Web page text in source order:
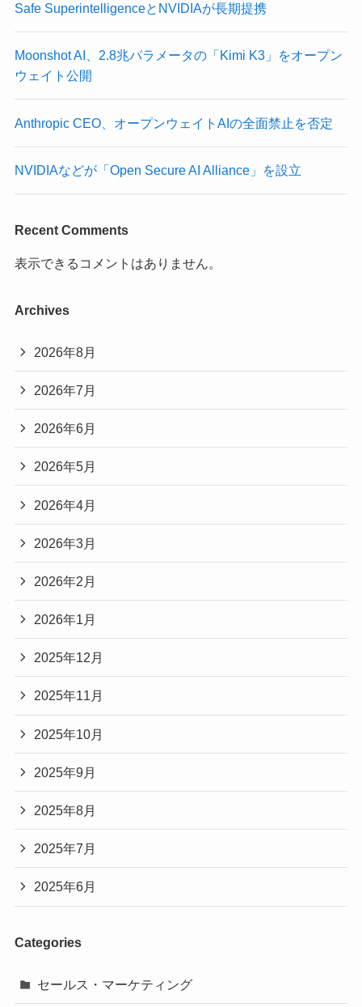
Safe SuperintelligenceとNVIDIAが長期提携
Moonshot AI、2.8兆パラメータの「Kimi K3」をオープン
ウェイト公開
Anthropic CEO、オープンウェイトAIの全面禁止を否定
NVIDIAなどが「Open Secure AI Alliance」を設立
Recent Comments
表示できるコメントはありません。
Archives
2026年8月
2026年7月
2026年6月
2026年5月
2026年4月
2026年3月
2026年2月
2026年1月
2025年12月
2025年11月
2025年10月
2025年9月
2025年8月
2025年7月
2025年6月
Categories
セールス・マーケティング